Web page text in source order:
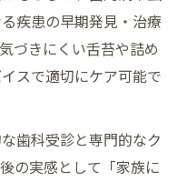
疾患の早期発見・治療
づきにくい舌苔や詰め
スで適切にケア可能で
歯科受診と専門的なク
の実感として「家族に